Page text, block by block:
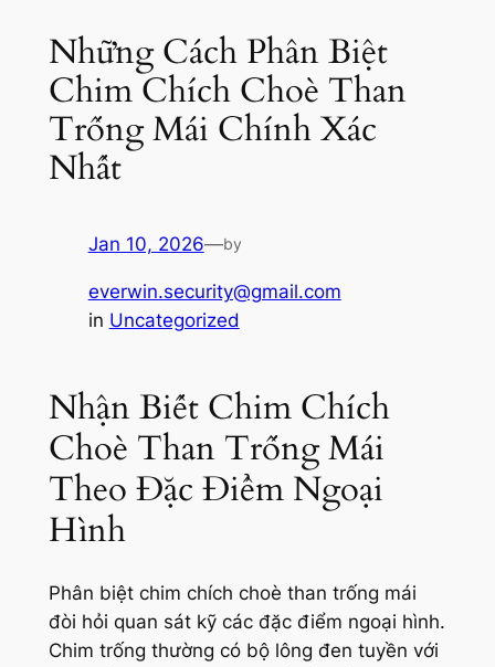
Những Cách Phân Biệt
Chim Chích Choè Than
Trống Mái Chính Xác
Nhất
Jan 10, 2026—by
everwin.security@gmail.com
in Uncategorized
Nhận Biết Chim Chích
Choè Than Trống Mái
Theo Đặc Điểm Ngoại
Hình
Phân biệt chim chích choè than trống mái
đòi hỏi quan sát kỹ các đặc điểm ngoại hình.
Chim trống thường có bộ lông đen tuyền với